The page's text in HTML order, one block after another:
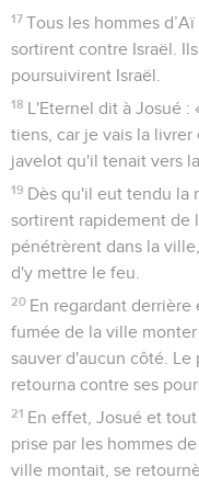
17 Tous les hommes
sortirent contre Israël.
poursuivirent Israël.
18 L'Eternel dit à Josué :
tiens, car je vais la
javelot qu'il tenait vers
19 Dès qu'il eut tendu la
sortirent rapidement de
pénétrèrent dans la
d'y mettre le feu.
20 En regardant
fumée de la ville
sauver d'aucun côté.
retourna contre ses
21 En effet, Josué et
prise par les hommes
ville montait, se